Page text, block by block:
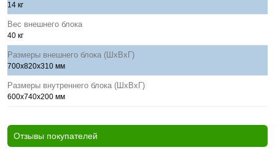
14 кг
Вес внешнего блока
40 кг
Размеры внешнего блока (ШхВхГ)
700х820х310 мм
Размеры внутреннего блока (ШхВхГ)
600х740х200 мм
Отзывы покупателей